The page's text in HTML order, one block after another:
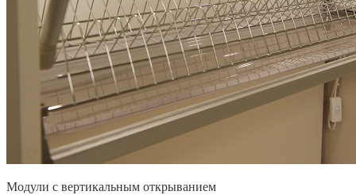
Модули с вертикальным открыванием